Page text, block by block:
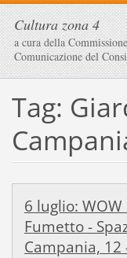
Cultura zona 4
a cura della
Comunicazione del
Tag:
6 luglio: WOW
Fumetto -
Campania,